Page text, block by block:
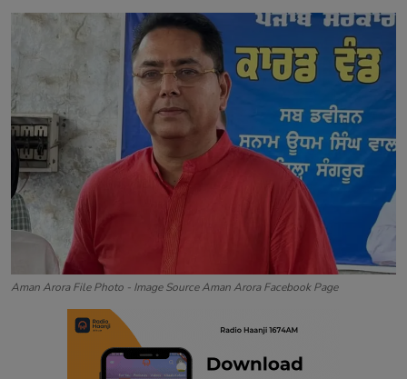
Aman Arora File Photo - Image Source Aman Arora Facebook Page